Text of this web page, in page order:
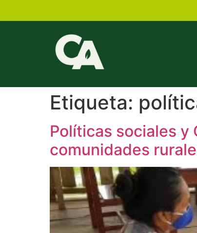
Etiqueta:
Políticas sociales y
comunidades